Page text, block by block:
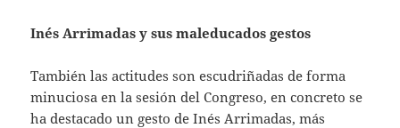
Inés Arrimadas y sus maleducados gestos
También las actitudes son escudriñadas de forma
minuciosa en la sesión del Congreso, en concreto se
ha destacado un gesto de Inés Arrimadas, más